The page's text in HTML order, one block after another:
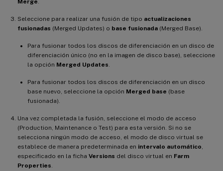
Seleccione para realizar una fusión de tipo actualizaciones
fusionadas (Merged Updates) o base fusionada (Merged Base).
Para fusionar todos los discos de diferenciación en un disco de
diferenciación único (no en la imagen de disco base), seleccione
la opción Merged Updates
Para fusionar todos los discos de diferenciación en un disco
base nuevo, seleccione la opción Merged base (base
fusionada).
Una vez completada la fusión, seleccione el modo de acceso
(Production, Maintenance o Test) para esta versión. Si no se
selecciona ningún modo de acceso, el modo de disco virtual se
establece de manera predeterminada en intervalo automático
especificado en la ficha Versions del disco virtual en Farm
Properties